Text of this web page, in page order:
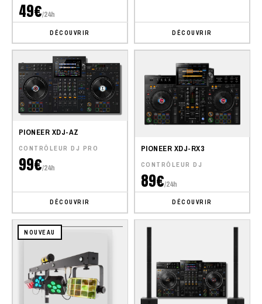
49€/24h
DÉCOUVRIR DÉCOUVRIR
PIONEER XDJ-AZ
CONTRÔLEUR DJ PRO
99€/24h
DÉCOUVRIR
PIONEER XDJ-RX3
CONTRÔLEUR DJ
89€/24h
DÉCOUVRIR
NOUVEAU